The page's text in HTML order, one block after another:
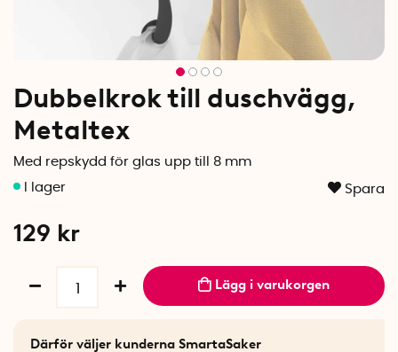
Dubbelkrok till duschvägg,
Metaltex
Med repskydd för glas upp till 8 mm
Spara
129 kr
Lägg i varukorgen
Därför väljer kunderna SmartaSaker